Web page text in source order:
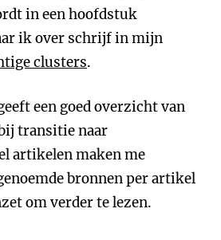
in een hoofdstuk
ik over schrijf in mijn
clusters.
een goed overzicht van
transitie naar
artikelen maken me
bronnen per artikel
om verder te lezen.